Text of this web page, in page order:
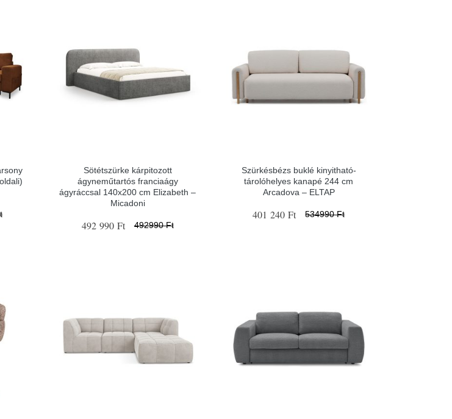
Sötétszürke kárpitozott
ágyneműtartós franciaágy
ágyráccsal 140x200 cm Elizabeth –
Micadoni
492 990 Ft 492990 Ft
Szürkésbézs buklé kinyitható-
tárolóhelyes kanapé 244 cm
Arcadova – ELTAP
401 240 Ft 534990 Ft